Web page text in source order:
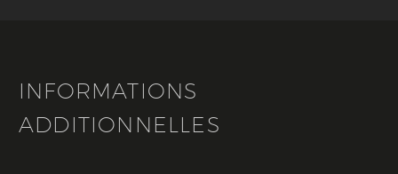
INFORMATIONS
ADDITIONNELLES